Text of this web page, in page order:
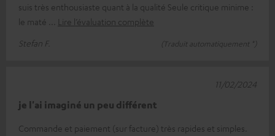
suis très enthousiaste quant à la qualité Seule critique minime :
le maté
Lire l’évaluation complète
Stefan F.
(Traduit automatiquement *)
je l'ai imaginé un peu différent
Commande et paiement (sur facture) très rapides et simples.
11/02/2024